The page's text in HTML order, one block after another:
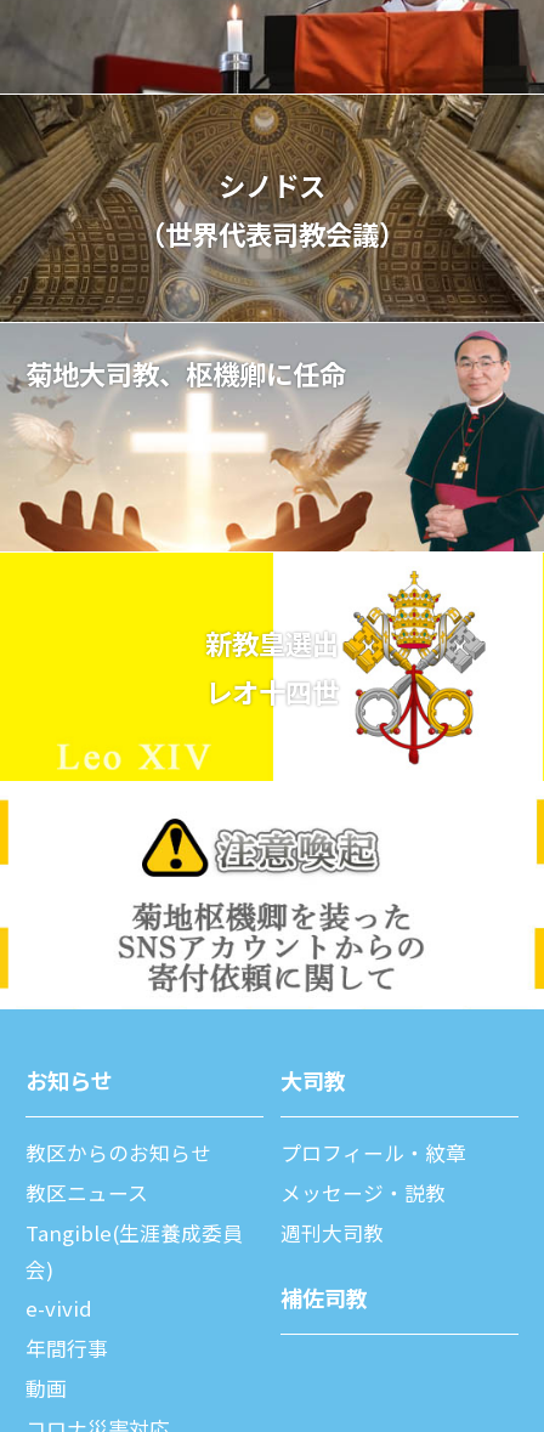
シノドス
（世界代表司教会議）
菊地大司教、枢機卿に任命
新教皇選出
レオ十四世
お知らせ
教区からのお知らせ
教区ニュース
Tangible(生涯養成委員
会)
e-vivid
年間⾏事
動画
⼤司教
プロフィール・紋章
メッセージ・説教
週刊⼤司教
補佐司教